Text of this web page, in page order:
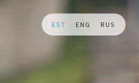
EST ENG RUS